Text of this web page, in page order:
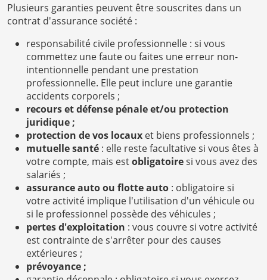
Plusieurs garanties peuvent être souscrites dans un
contrat d'assurance société :
responsabilité civile professionnelle : si vous
commettez une faute ou faites une erreur non-
intentionnelle pendant une prestation
professionnelle. Elle peut inclure une garantie
accidents corporels ;
recours et défense pénale et/ou protection
juridique ;
protection de vos locaux et biens professionnels ;
mutuelle santé : elle reste facultative si vous êtes à
votre compte, mais estobligatoiresi vous avez des
salariés ;
assurance auto ou flotte auto : obligatoire si
votre activité implique l'utilisation d'un véhicule ou
si le professionnel possède des véhicules ;
pertes d'exploitation : vous couvre si votre activité
est contrainte de s'arrêter pour des causes
extérieures ;
prévoyance ;